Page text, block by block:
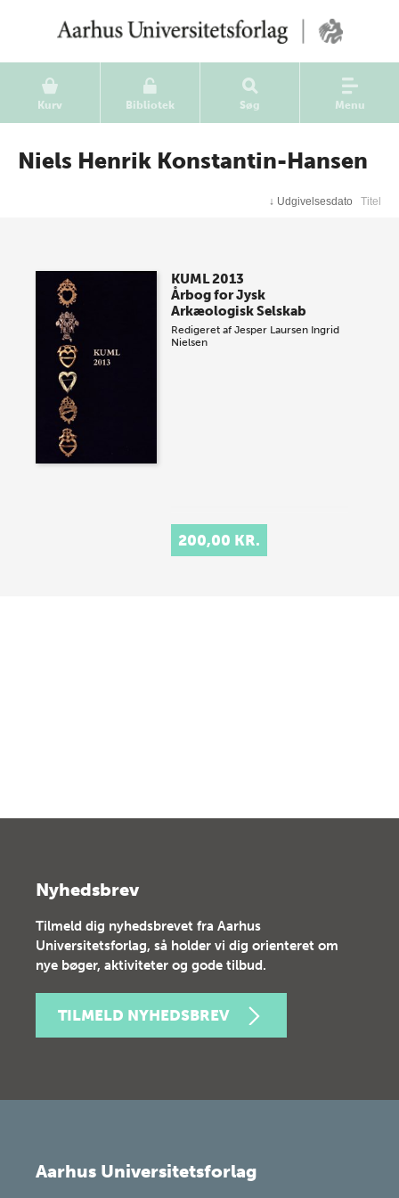
Kurv Bibliotek Søg Menu
Niels Henrik Konstantin-Hansen
↓ Udgivelsesdato Titel
KUML 2013
Årbog for Jysk
Arkæologisk Selskab
Redigeret afJesper Laursen Ingrid
Nielsen
200,00 KR.
Nyhedsbrev
Tilmeld dig nyhedsbrevet fra Aarhus
Universitetsforlag, så holder vi dig orienteret om
nye bøger, aktiviteter og gode tilbud.
TILMELD NYHEDSBREV
Aarhus Universitetsforlag